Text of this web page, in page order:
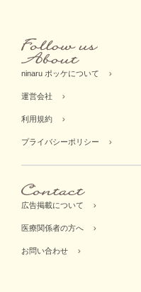
ninaru ポッケについて
運営会社
利用規約
プライバシーポリシー
広告掲載について
医療関係者の方へ
お問い合わせ